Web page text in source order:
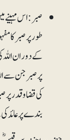
صبر: اس مہینے
طور پر صبر کا
کے دوران اللہ
پر صبر جن سے
کی قضاوقدر
بندے پر عائد